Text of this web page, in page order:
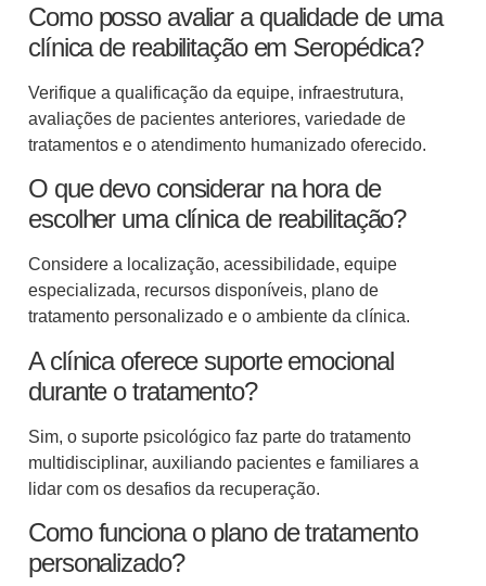
Como posso avaliar a qualidade de uma
clínica de reabilitação em Seropédica?
Verifique a qualificação da equipe, infraestrutura,
avaliações de pacientes anteriores, variedade de
tratamentos e o atendimento humanizado oferecido.
O que devo considerar na hora de
escolher uma clínica de reabilitação?
Considere a localização, acessibilidade, equipe
especializada, recursos disponíveis, plano de
tratamento personalizado e o ambiente da clínica.
A clínica oferece suporte emocional
durante o tratamento?
Sim, o suporte psicológico faz parte do tratamento
multidisciplinar, auxiliando pacientes e familiares a
lidar com os desafios da recuperação.
Como funciona o plano de tratamento
personalizado?